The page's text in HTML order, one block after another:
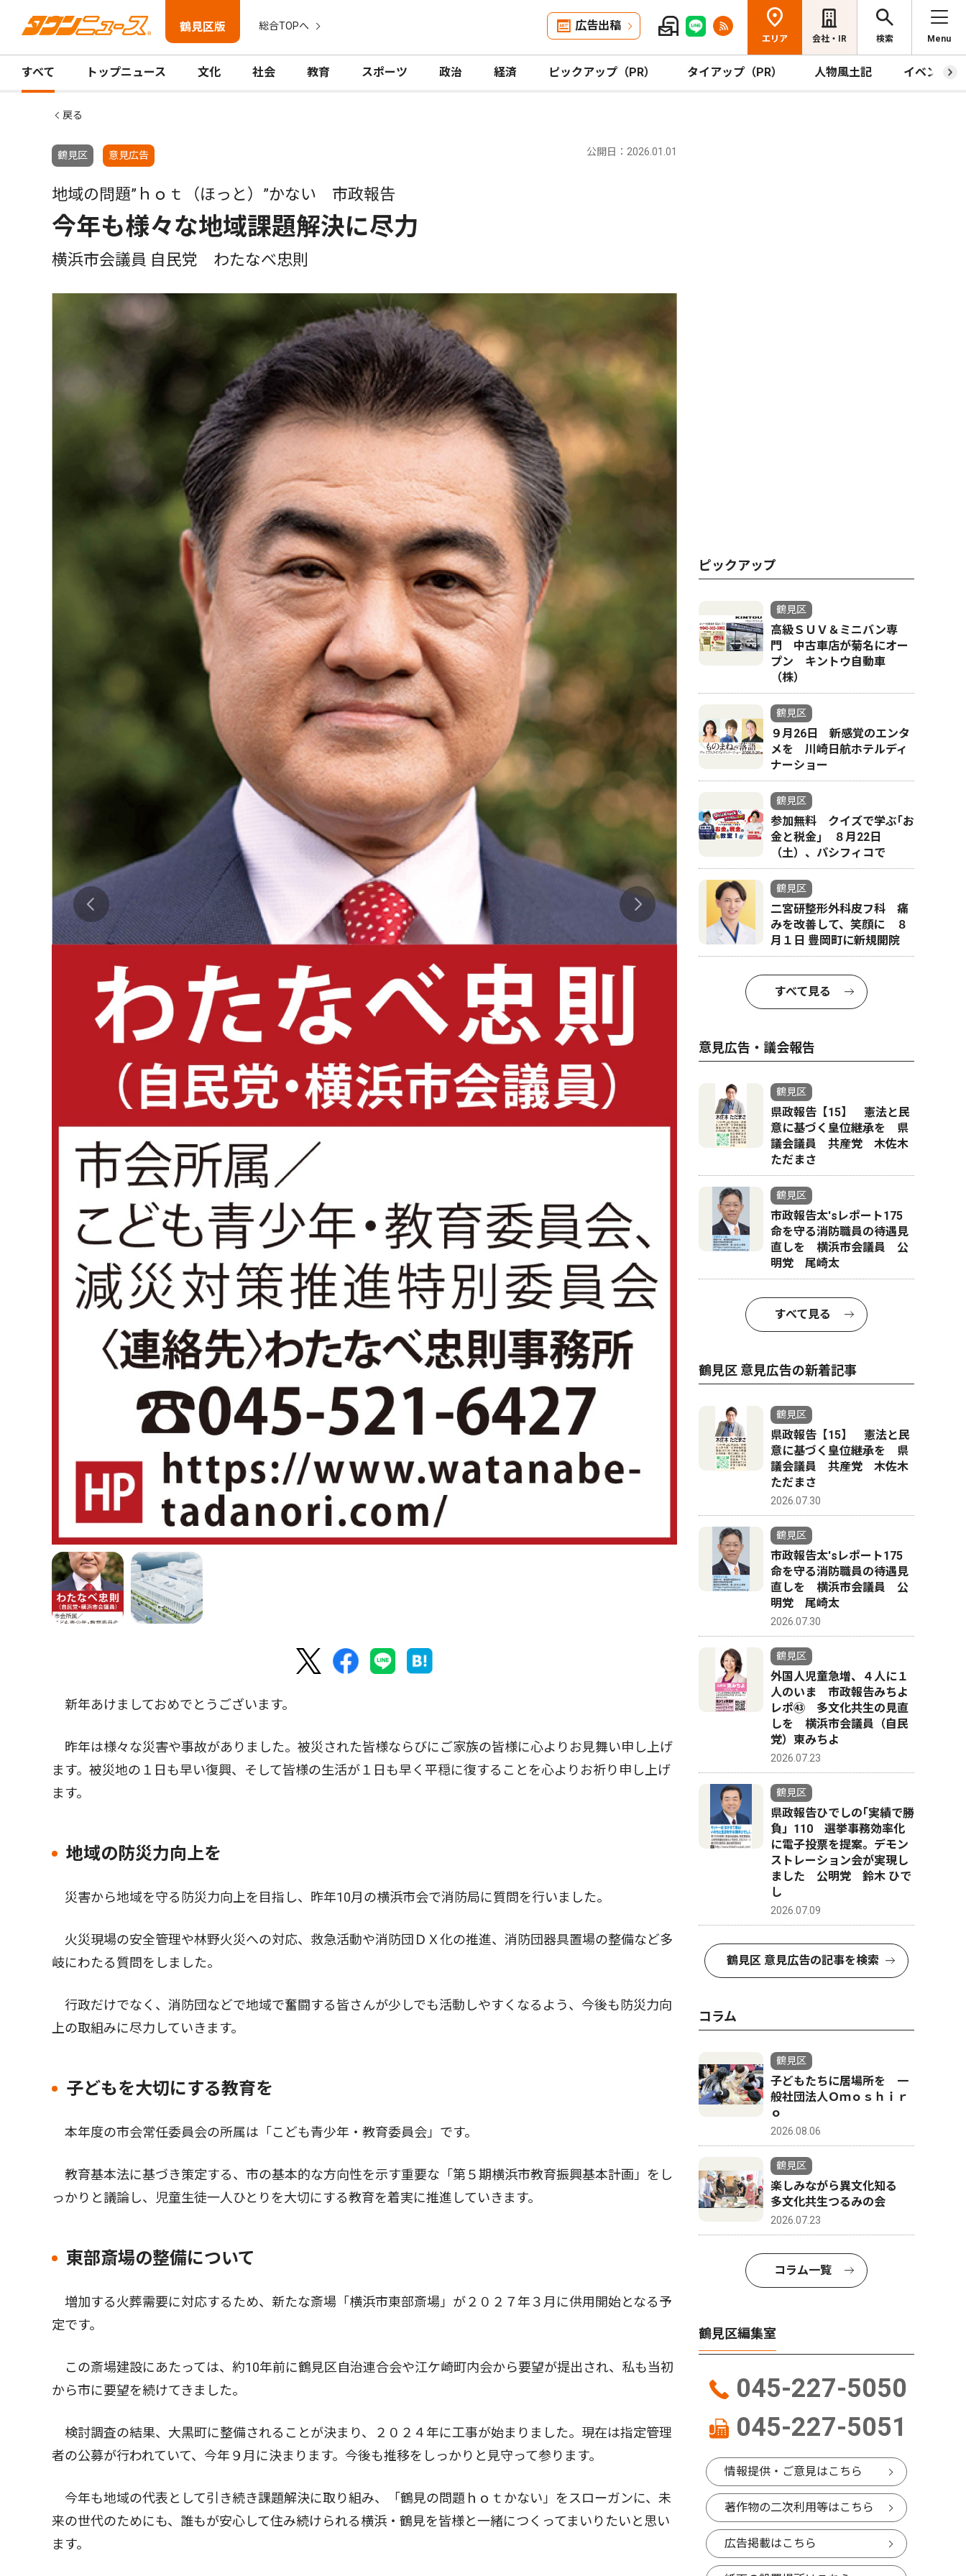
鶴見区版 総合TOPへ 広告出稿
エリア 会社・IR 検索 Menu
すべて トップニュース 文化 社会 教育 スポーツ 政治 経済 ピックアップ（PR） タイアップ（PR） 人物風土記 イベント
戻る
鶴見区 意見広告 公開日：2026.01.01
地域の問題”ｈｏｔ（ほっと）”かない 市政報告
今年も様々な地域課題解決に尽力
横浜市会議員 自民党 わたなべ忠則
新年あけましておめでとうございます。
昨年は様々な災害や事故がありました。被災された皆様ならびにご家族の皆様に心よりお見舞い申し上げ
ます。被災地の１日も早い復興、そして皆様の生活が１日も早く平穏に復することを心よりお祈り申し上げ
ます。
地域の防災力向上を
災害から地域を守る防災力向上を目指し、昨年10月の横浜市会で消防局に質問を行いました。
火災現場の安全管理や林野火災への対応、救急活動や消防団ＤＸ化の推進、消防団器具置場の整備など多
岐にわたる質問をしました。
行政だけでなく、消防団などで地域で奮闘する皆さんが少しでも活動しやすくなるよう、今後も防災力向
上の取組みに尽力していきます。
子どもを大切にする教育を
本年度の市会常任委員会の所属は「こども青少年・教育委員会」です。
教育基本法に基づき策定する、市の基本的な方向性を示す重要な「第５期横浜市教育振興基本計画」をし
っかりと議論し、児童生徒一人ひとりを大切にする教育を着実に推進していきます。
東部斎場の整備について
増加する火葬需要に対応するため、新たな斎場「横浜市東部斎場」が２０２７年３月に供用開始となる予
定です。
この斎場建設にあたっては、約10年前に鶴見区自治連合会や江ケ崎町内会から要望が提出され、私も当初
から市に要望を続けてきました。
検討調査の結果、大黒町に整備されることが決まり、２０２４年に工事が始まりました。現在は指定管理
者の公募が行われていて、今年９月に決まります。今後も推移をしっかりと見守って参ります。
今年も地域の代表として引き続き課題解決に取り組み、「鶴見の問題ｈｏｔかない」をスローガンに、未
来の世代のためにも、誰もが安心して住み続けられる横浜・鶴見を皆様と一緒につくってまいりたいと思い
ます。
ピックアップ
鶴見区
高級ＳＵＶ＆ミニバン専
門 中古車店が菊名にオー
プン キントウ自動車
（株）
鶴見区
９月26日 新感覚のエンタ
メを 川崎日航ホテルディ
ナーショー
鶴見区
参加無料 クイズで学ぶ｢お
金と税金｣ ８月22日
（土）、パシフィコで
鶴見区
二宮研整形外科皮フ科 痛
みを改善して、笑顔に ８
月１日 豊岡町に新規開院
すべて見る
意見広告・議会報告
鶴見区
県政報告【15】 憲法と民
意に基づく皇位継承を 県
議会議員 共産党 木佐木
ただまさ
鶴見区
市政報告太'sレポート175
命を守る消防職員の待遇見
直しを 横浜市会議員 公
明党 尾崎太
すべて見る
鶴見区 意見広告の新着記事
鶴見区
県政報告【15】 憲法と民
意に基づく皇位継承を 県
議会議員 共産党 木佐木
ただまさ
2026.07.30
鶴見区
市政報告太'sレポート175
命を守る消防職員の待遇見
直しを 横浜市会議員 公
明党 尾崎太
2026.07.30
鶴見区
外国人児童急増、４人に１
人のいま 市政報告みちよ
レポ㊸ 多文化共生の見直
しを 横浜市会議員（自民
党）東みちよ
2026.07.23
鶴見区
県政報告ひでしの｢実績で勝
負」110 選挙事務効率化
に電子投票を提案。デモン
ストレーション会が実現し
ました 公明党 鈴木 ひで
し
2026.07.09
鶴見区 意見広告の記事を検索
コラム
鶴見区
子どもたちに居場所を 一
般社団法人Ｏｍｏｓｈｉｒ
ｏ
2026.08.06
鶴見区
楽しみながら異文化知る
多文化共生つるみの会
2026.07.23
コラム一覧
鶴見区編集室
045-227-5050
045-227-5051
情報提供・ご意見はこちら
著作物の二次利用等はこちら
広告掲載はこちら